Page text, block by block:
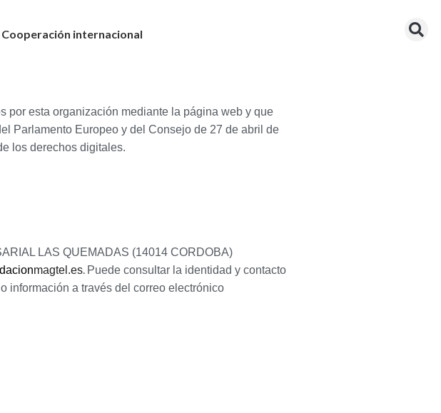
Cooperación internacional
por esta organización mediante la página web y que
Parlamento Europeo y del Consejo de 27 de abril de
los derechos digitales.
LAS QUEMADAS (14014 CORDOBA)
magtel.es. Puede consultar la identidad y contacto
información a través del correo electrónico